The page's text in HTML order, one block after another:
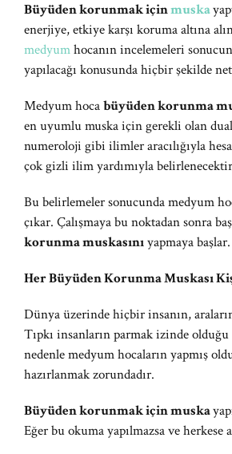
Büyüden korunmak içinmuska
enerjiye, etkiye karşı koruma altına
medyumhocanın incelemeleri
yapılacağı konusunda hiçbir şekilde
Medyum hocabüyüden korunma
en uyumlu muska için gerekli olan
numeroloji gibi ilimler aracılığıyla
çok gizli ilim yardımıyla
Bu belirlemeler sonucunda medyum
çıkar. Çalışmaya bu noktadan sonra
korunma muskasınıyapmaya başlar.
Her Büyüden Korunma Muskası
Dünya üzerinde hiçbir insanın,
Tıpkı insanların parmak izinde
nedenle medyum hocaların yapmış
hazırlanmak zorundadır.
Büyüden korunmak için muska
Eğer bu okuma yapılmazsa ve